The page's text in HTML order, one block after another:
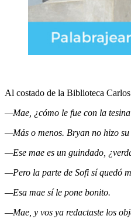
Al costado de la Biblioteca
—Mae, ¿cómo le fue con la
—Más o menos. Bryan no hizo su
—Ese mae es un guindado,
—Pero la parte de Sofi sí quedó
—Esa mae sí le pone bonito.
—Mae, y vos ya redactaste los